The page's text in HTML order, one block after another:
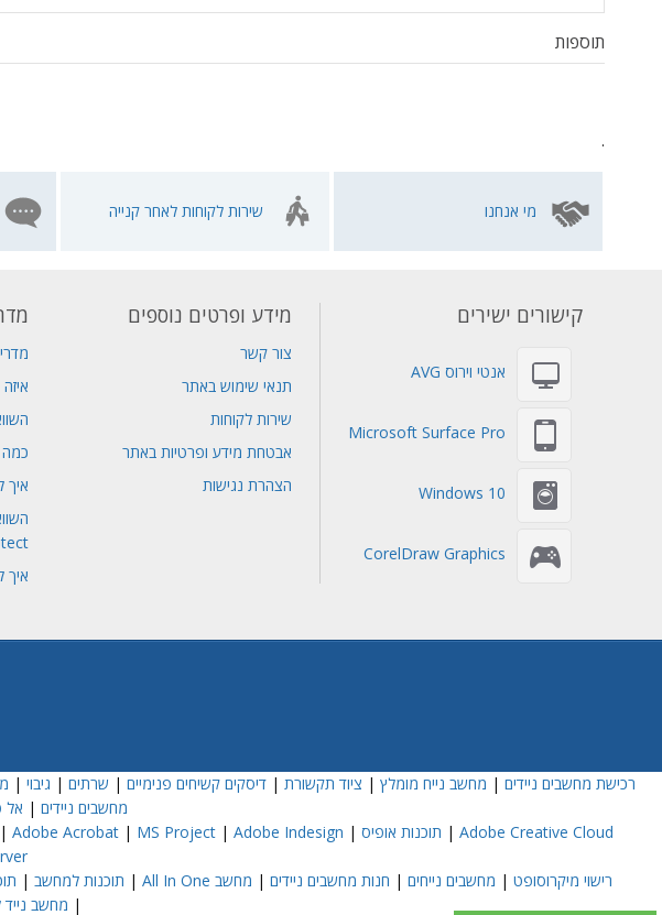
תוספות
.
מי אנחנו שירות לקוחות לאחר קנייה
קישורים ישירים
אנטי וירוס AVG
Microsoft Surface Pro
Windows 10
CorelDraw Graphics
מידע ופרטים נוספים
צור קשר
תנאי שימוש באתר
שירות לקוחות
אבטחת מידע ופרטיות באתר
הצהרת נגישות
כמה
איך
איך
רכישת מחשבים ניידים | מחשב נייח מומלץ | ציוד תקשורת |דיסקים קשיחים פנימיים | שרתים | גיבוי |
מחשבים ניידים | אל
Adobe Creative Cloud
| תוכנות אופיס |
| Adobe Acrobat | MS Project | Adobe Indesign
רישוי מיקרוסופט | מחשבים נייחים | חנות מחשבים ניידים | מחשב All In One | תוכנות למחשב |
| מחשב נייד